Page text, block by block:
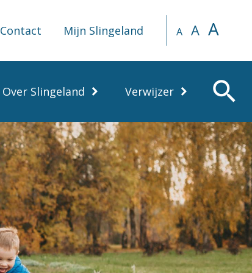
Contact Mijn Slingeland A A A
Over Slingeland Verwijzer search